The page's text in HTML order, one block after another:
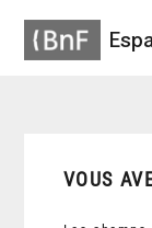
VOUS